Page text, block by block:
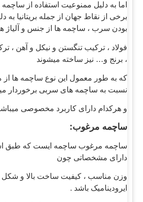
اما به دلیل ممنوعیت استفاده از
برخی از نقاط جهان از جمله بریتانیا
بودن سرب ، ساچمه ها از جنس و آلیاژ
فولاد ، ترکیب تنگستن و نیکل و آهن ،
، برنج و… نیز ساخته میشوند
که به طور معمول این نوع ساچمه ها از
نسبت به ساچمه های سربی برخوردار
و هرکدام دارای کاربرد مخصوصی
ساچمه مرغوب:
ساچمه مرغوب ساچمه ایست که طبق
دارای مشخصاتی چون
وزن مناسب ، کیفیت ساخت بالا و
ایرودینامیک باشد .